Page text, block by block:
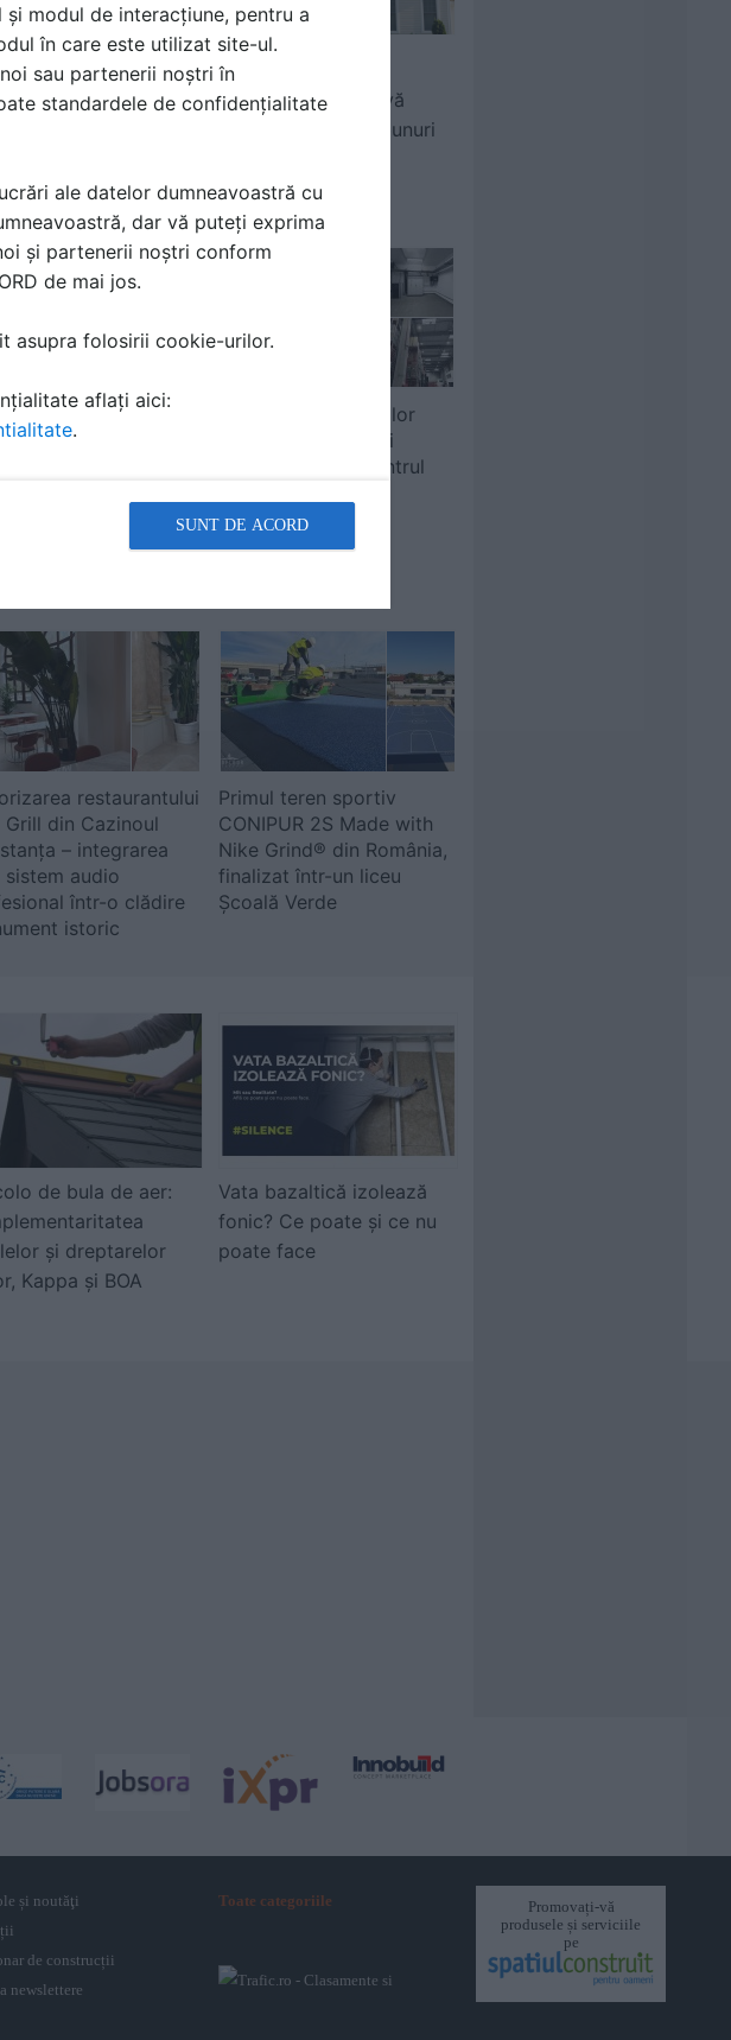
Asigurari.ro
pentru terenuri
Consultant Asigurari.ro
Asigurare facultativă
pentru locuință și bunuri
turnkey pentru
biscuiților
Realizarea instalațiilor
termice, electrice și
sanitare pentru Centrul
Dietrich din Brașov
restaurantului
Grill din Cazinoul
– integrarea
sistem audio
într-o clădire
istoric
Primul teren sportiv
CONIPUR 2S Made with
Nike Grind® din România,
finalizat într-un liceu
Școală Verde
de bula de aer:
și dreptarelor
Kappa și BOA
Vata bazaltică izolează
fonic? Ce poate și ce nu
poate face
și noutăţi
de construcții
newslettere
Toate categoriile
Promovați-vă
produsele și serviciile
pe
modul de interacțiune, pentru a
în care este utilizat site-ul.
sau partenerii noștri în
standardele de confidențialitate
ale datelor dumneavoastră cu
dar vă puteți exprima
și partenerii noștri conform
de mai jos.
asupra folosirii cookie-urilor.
aflați aici:
.
SUNT DE ACORD